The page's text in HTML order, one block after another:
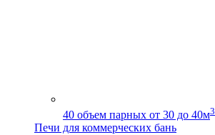
40 объем парных от 30 до 40м3
Печи для коммерческих бань